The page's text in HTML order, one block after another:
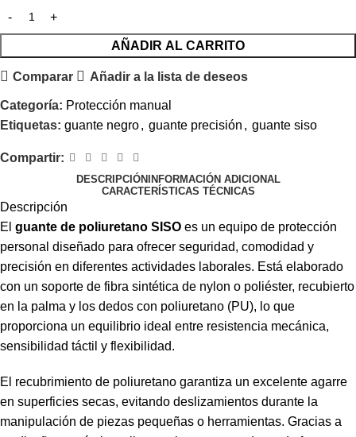
AÑADIR AL CARRITO
Comparar Añadir a la lista de deseos
Categoría: Protección manual
Etiquetas: guante negro, guante precisión , guante siso
Compartir:
DESCRIPCIÓN INFORMACIÓN ADICIONAL
CARACTERÍSTICAS TÉCNICAS
Descripción
El guante de poliuretano SISO es un equipo de protección
personal diseñado para ofrecer seguridad, comodidad y
precisión en diferentes actividades laborales. Está elaborado
con un soporte de fibra sintética de nylon o poliéster, recubierto
en la palma y los dedos con poliuretano (PU), lo que
proporciona un equilibrio ideal entre resistencia mecánica,
sensibilidad táctil y flexibilidad.
El recubrimiento de poliuretano garantiza un excelente agarre
en superficies secas, evitando deslizamientos durante la
manipulación de piezas pequeñas o herramientas. Gracias a